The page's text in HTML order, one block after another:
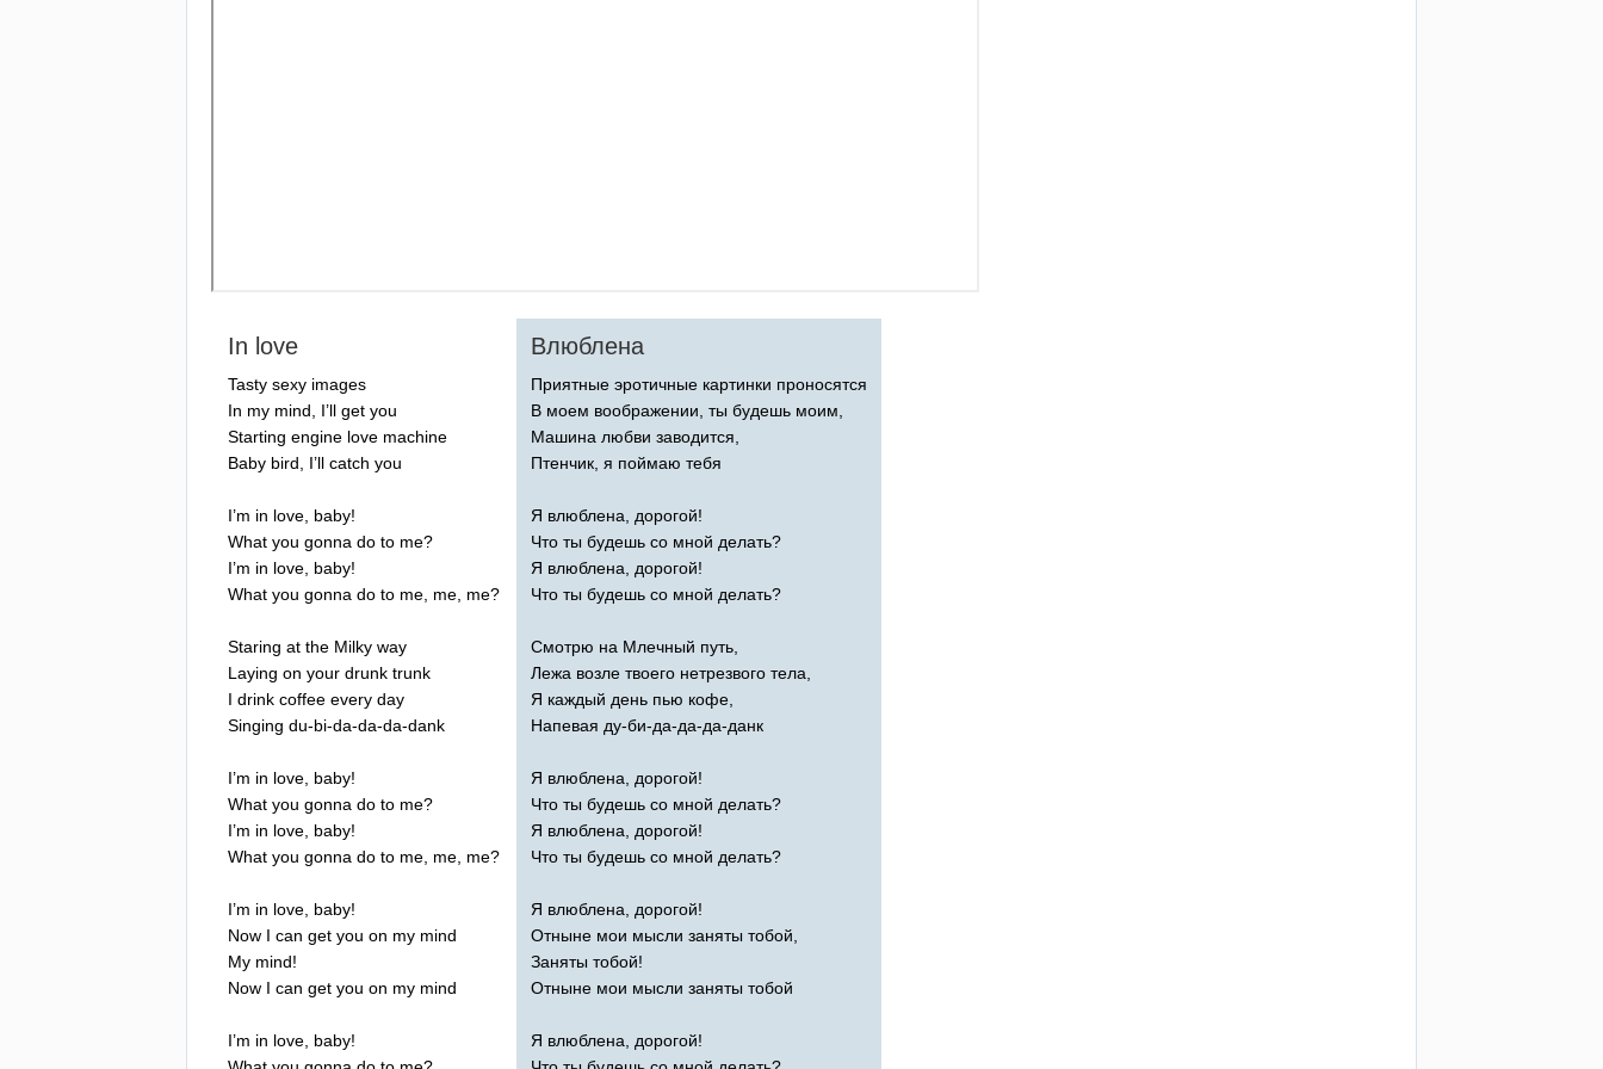
In love
Tasty sexy images
In my mind I’ll get you
Starting engine love machine
Baby bird I’ll catch you
I’m in love baby!
What you gonna do to me?
I’m in love baby!
What you gonna do to me me me?
Staring at the Milky way
Laying on your drunk trunk
I drink coffee every day
Singing du-bi-da-da-da-dank
I’m in love baby!
What you gonna do to me?
I’m in love baby!
What you gonna do to me me me?
I’m in love baby!
Now I can get you on my mind
My mind!
Now I can get you on my mind
I’m in love baby!
Влюблена
Приятные эротичные картинки проносятся
В моем воображении, ты будешь моим,
Машина любви заводится,
Птенчик, я поймаю тебя
Я влюблена, дорогой!
Что ты будешь со мной делать?
Я влюблена, дорогой!
Что ты будешь со мной делать?
Смотрю на Млечный путь,
Лежа возле твоего нетрезвого тела,
Я каждый день пью кофе,
Напевая ду-би-да-да-да-данк
Я влюблена, дорогой!
Что ты будешь со мной делать?
Я влюблена, дорогой!
Что ты будешь со мной делать?
Я влюблена, дорогой!
Отныне мои мысли заняты тобой,
Заняты тобой!
Отныне мои мысли заняты тобой
Я влюблена, дорогой!